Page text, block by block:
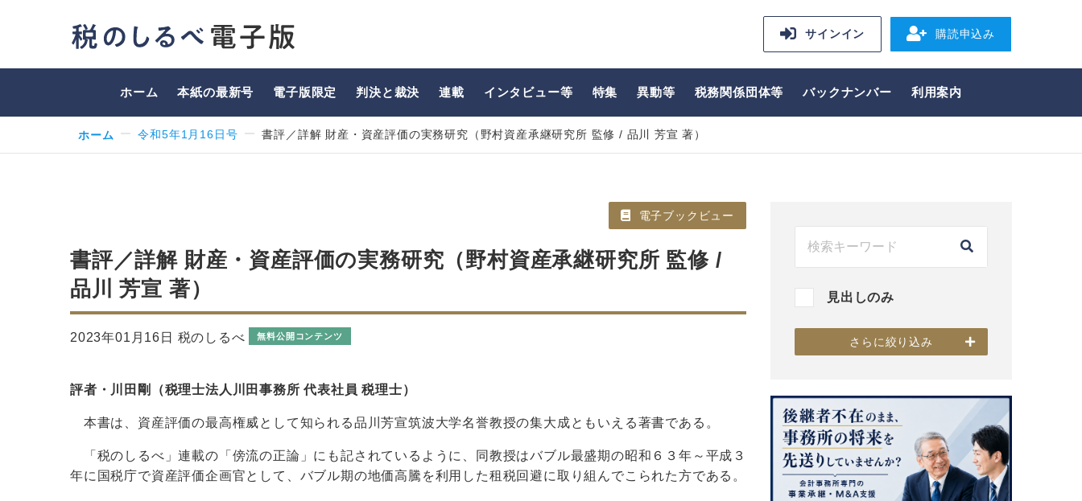
サインイン 購読申込み
ホーム 本紙の最新号 電子版限定 判決と裁決 連載 インタビュー等 特集 異動等 税務関係団体等 バックナンバー 利用案内
ホーム 令和5年1月16日号 書評／詳解 財産・資産評価の実務研究（野村資産承継研究所 監修 / 品川 芳宣 著）
電子ブックビュー
書評／詳解 財産・資産評価の実務研究（野村資産承継研究所 監修 /
品川 芳宣 著）
2023年01月16日 税のしるべ 無料公開コンテンツ
評者・川田剛（税理士法人川田事務所 代表社員 税理士）
本書は、資産評価の最高権威として知られる品川芳宣筑波大学名誉教授の集大成ともいえる著書である。
「税のしるべ」連載の「傍流の正論」にも記されているように、同教授はバブル最盛期の昭和６３年～平成３
年に国税庁で資産評価企画官として、バブル期の地価高騰を利用した租税回避に取り組んでこられた方である。
見出しのみ
さらに絞り込み